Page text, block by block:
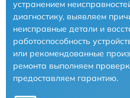
устранением
диагностику, выявляем
неисправные детали и
работоспособность
или рекомендованные
ремонта выполняем
предоставляем гарантию.